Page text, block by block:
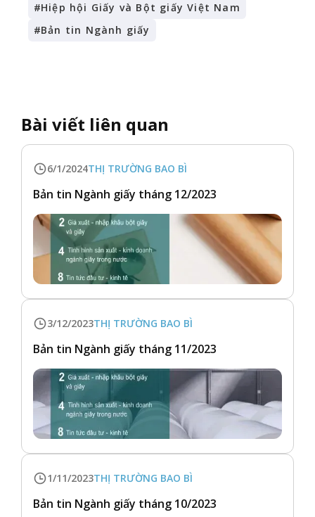
#Hiệp hội Giấy và Bột giấy Việt Nam
#Bản tin Ngành giấy
Bài viết liên quan
6/1/2024THỊ TRƯỜNG BAO BÌ
Bản tin Ngành giấy tháng 12/2023
3/12/2023THỊ TRƯỜNG BAO BÌ
Bản tin Ngành giấy tháng 11/2023
1/11/2023THỊ TRƯỜNG BAO BÌ
Bản tin Ngành giấy tháng 10/2023